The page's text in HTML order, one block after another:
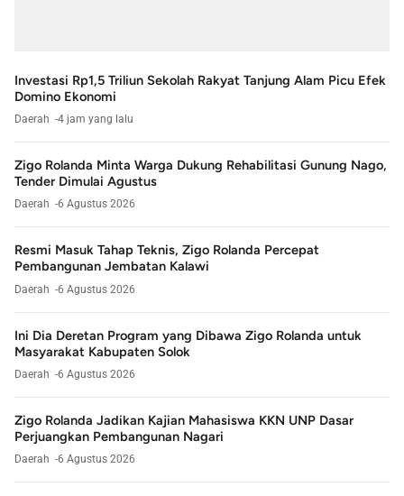
Investasi Rp1,5 Triliun Sekolah Rakyat Tanjung Alam Picu Efek
Domino Ekonomi
Daerah 4 jam yang lalu
Zigo Rolanda Minta Warga Dukung Rehabilitasi Gunung Nago,
Tender Dimulai Agustus
Daerah 6 Agustus 2026
Resmi Masuk Tahap Teknis, Zigo Rolanda Percepat
Pembangunan Jembatan Kalawi
Daerah 6 Agustus 2026
Ini Dia Deretan Program yang Dibawa Zigo Rolanda untuk
Masyarakat Kabupaten Solok
Daerah 6 Agustus 2026
Zigo Rolanda Jadikan Kajian Mahasiswa KKN UNP Dasar
Perjuangkan Pembangunan Nagari
Daerah 6 Agustus 2026